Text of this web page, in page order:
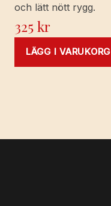
och lätt nött rygg.
325kr
LÄGG I VARUKORG